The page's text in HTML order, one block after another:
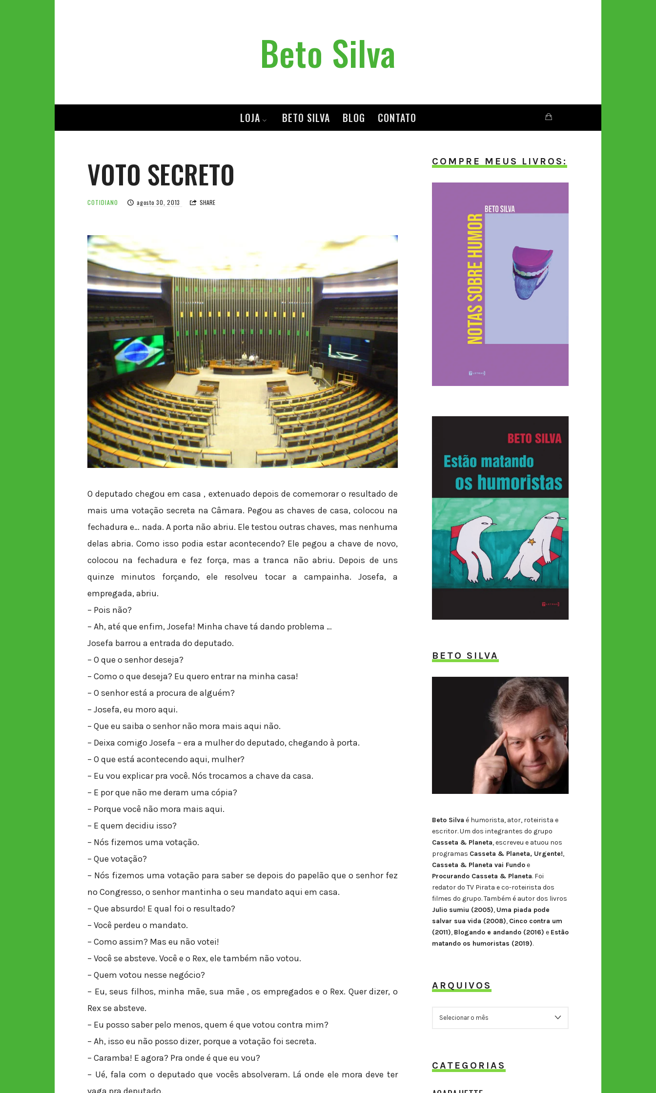
Beto
Silva
Beto Silva
LOJA BETO SILVA BLOG CONTATO
VOTO SECRETO
COTIDIANO agosto 30, 2013 SHARE
O deputado chegou em casa , extenuado depois de comemorar o resultado de
mais uma votação secreta na Câmara. Pegou as chaves de casa, colocou na
fechadura e… nada. A porta não abriu. Ele testou outras chaves, mas nenhuma
delas abria. Como isso podia estar acontecendo? Ele pegou a chave de novo,
colocou na fechadura e fez força, mas a tranca não abriu. Depois de uns
quinze minutos forçando, ele resolveu tocar a campainha. Josefa, a
empregada, abriu.
– Pois não?
– Ah, até que enfim, Josefa! Minha chave tá dando problema …
Josefa barrou a entrada do deputado.
– O que o senhor deseja?
– Como o que deseja? Eu quero entrar na minha casa!
– O senhor está a procura de alguém?
– Josefa, eu moro aqui.
– Que eu saiba o senhor não mora mais aqui não.
– Deixa comigo Josefa – era a mulher do deputado, chegando à porta.
– O que está acontecendo aqui, mulher?
– Eu vou explicar pra você. Nós trocamos a chave da casa.
– E por que não me deram uma cópia?
– Porque você não mora mais aqui.
– E quem decidiu isso?
– Nós fizemos uma votação.
– Que votação?
– Nós fizemos uma votação para saber se depois do papelão que o senhor fez
no Congresso, o senhor mantinha o seu mandato aqui em casa.
– Que absurdo! E qual foi o resultado?
– Você perdeu o mandato.
– Como assim? Mas eu não votei!
– Você se absteve. Você e o Rex, ele também não votou.
– Quem votou nesse negócio?
– Eu, seus filhos, minha mãe, sua mãe , os empregados e o Rex. Quer dizer, o
Rex se absteve.
– Eu posso saber pelo menos, quem é que votou contra mim?
– Ah, isso eu não posso dizer, porque a votação foi secreta.
– Caramba! E agora? Pra onde é que eu vou?
– Ué, fala com o deputado que vocês absolveram. Lá onde ele mora deve ter
COMPRE MEUS LIVROS:
BETO SILVA
Beto Silva é humorista, ator, roteirista e
escritor. Um dos integrantes do grupo
Casseta & Planeta, escreveu e atuou nos
programas Casseta & Planeta, Urgente!,
Casseta & Planeta vai Fundoe
Procurando Casseta & Planeta. Foi
redator do TV Pirata e co-roteirista dos
filmes do grupo. Também é autor dos livros
Julio sumiu (2005), Uma piada pode
salvar sua vida (2008), Cinco contra um
(2011), Blogando e andando (2016) e Estão
matando os humoristas (2019).
ARQUIVOS
CATEGORIAS